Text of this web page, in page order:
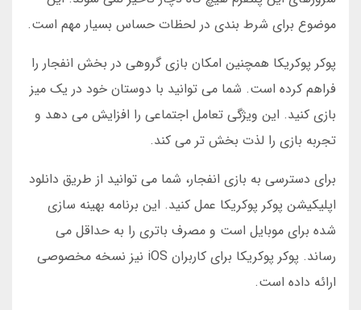
موضوع برای شرط بندی در لحظات حساس بسیار مهم است.
پوکر پوکریکا همچنین امکان بازی گروهی در بخش انفجار را
فراهم کرده است. شما می توانید با دوستان خود در یک میز
بازی کنید. این ویژگی تعامل اجتماعی را افزایش می دهد و
تجربه بازی را لذت بخش تر می کند.
برای دسترسی به بازی انفجار، شما می توانید از طریق دانلود
اپلیکیشن پوکر پوکریکا عمل کنید. این برنامه بهینه سازی
شده برای موبایل است و مصرف باتری را به حداقل می
رساند. پوکر پوکریکا برای کاربران iOS نیز نسخه مخصوصی
ارائه داده است.